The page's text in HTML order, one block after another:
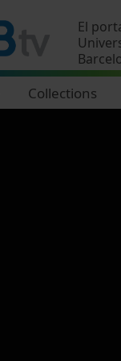
El
Collections